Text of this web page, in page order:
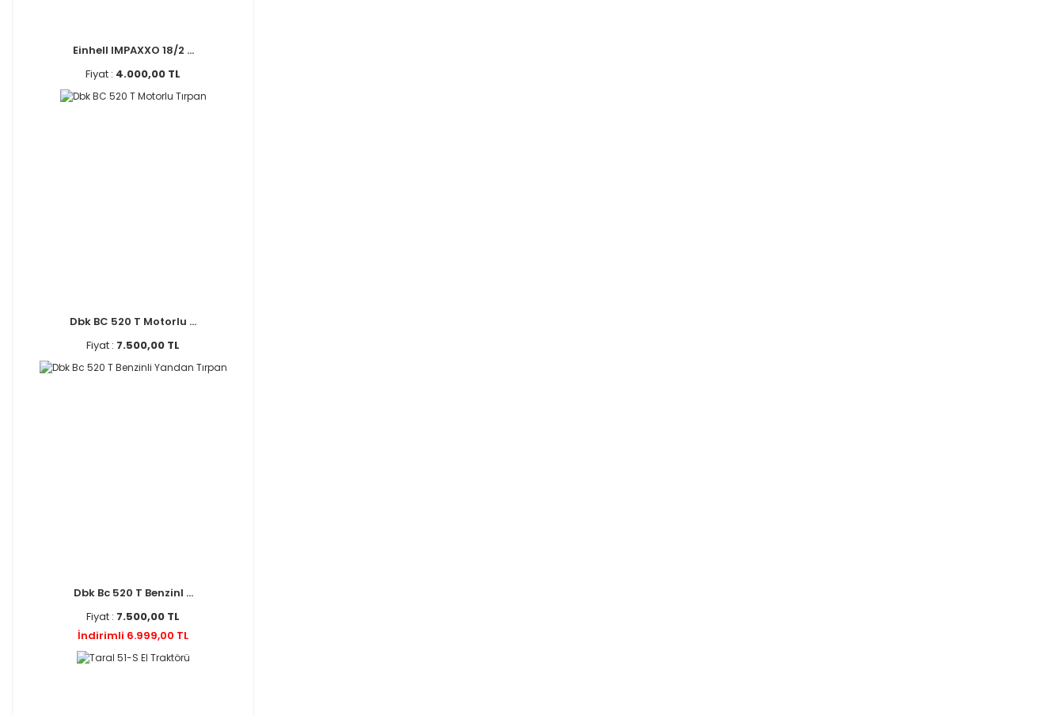
Einhell IMPAXXO 18/2 ...
Fiyat : 4.000,00 TL
Dbk BC 520 T Motorlu ...
Fiyat : 7.500,00 TL
Dbk Bc 520 T Benzinl ...
Fiyat : 7.500,00 TL
İndirimli 6.999,00 TL